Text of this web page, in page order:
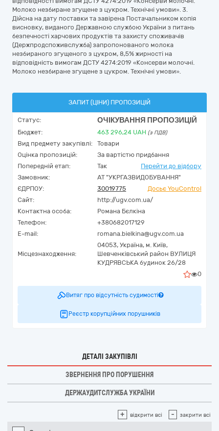
Молоко незбиране згущене з цукром. Технічні умови». 3.
Дійсна на дату поставки та завірена Постачальником копія
висновку, виданого Державною службою України з питань
безпечності харчових продуктів та захисту споживачів
(Держпродспоживслужба) запропонованого молока
незбираного згущеного з цукром, 8,5% жирності на
відповідність вимогам ДСТУ 4274:2019 «Консерви молочні.
Молоко незбиране згущене з цукром. Технічні умови».
ЗАПИТ (ЦІНИ) ПРОПОЗИЦІЙ
Статус: ОЧІКУВАННЯ ПРОПОЗИЦІЙ
Бюджет: 463 296,24 UAH (з ПДВ)
Вид предмету закупівлі:
Товари
Оцінка пропозицій:
За вартістю придбання
Попередній етап:
Так
Перейти до відбору
Замовник:
АТ "УКРГАЗВИДОБУВАННЯ"
ЄДРПОУ:
30019775
Досьє YouControl
Сайт:
http://ugv.com.ua/
Контактна особа:
Романа Бєлкіна
Телефон:
+380682017129
E-mail:
romana.bielkina@ugv.com.ua
Місцезнаходження:
04053, Україна, м. Київ,
Шевченківський район ВУЛИЦЯ
КУДРЯВСЬКА будинок 26/28
0
Витяг про відсутність судимості
Реєстр корупційних порушників
ДЕТАЛІ ЗАКУПІВЛІ
ЗВЕРНЕННЯ ПРО ПОРУШЕННЯ
ДЕРЖАУДИТСЛУЖБА УКРАЇНИ
+ відкрити всі - закрити всі